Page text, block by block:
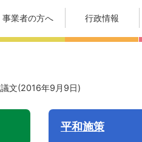
事業者の方へ 行政情報
文(2016年9月9日)
平和施策